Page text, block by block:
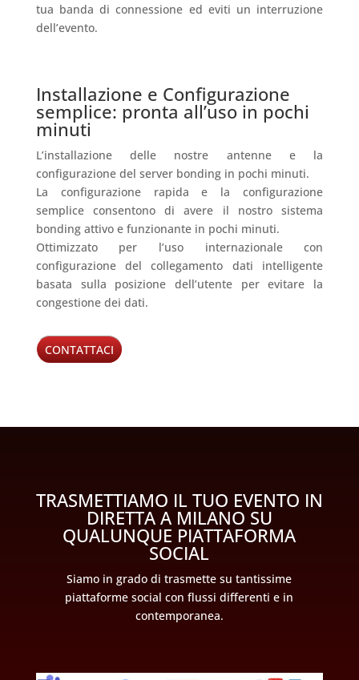
tua banda di connessione ed eviti un interruzione
dell’evento.
Installazione e Configurazione
semplice: pronta all’uso in pochi
minuti
L’installazione delle nostre antenne e la
configurazione del server bonding in pochi minuti.
La configurazione rapida e la configurazione
semplice consentono di avere il nostro sistema
bonding attivo e funzionante in pochi minuti.
Ottimizzato per l’uso internazionale con
configurazione del collegamento dati intelligente
basata sulla posizione dell’utente per evitare la
congestione dei dati.
CONTATTACI
TRASMETTIAMO IL TUO EVENTO IN
DIRETTA A MILANO SU
QUALUNQUE PIATTAFORMA
SOCIAL
Siamo in grado di trasmette su tantissime
piattaforme social con flussi differenti e in
contemporanea.